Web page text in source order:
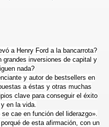
a Henry Ford a la bancarrota?
grandes inversiones de capital y
nada?
y autor de bestsellers en
a éstas y otras muchas
clave para conseguir el éxito
en la vida.
cae en función del liderazgo».
de esta afirmación, con un